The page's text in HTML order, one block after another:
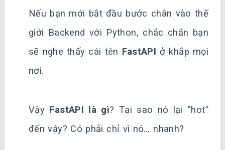
Nếu bạn mới bắt đầu bước chân vào thế
giới Backend với Python, chắc chắn bạn
sẽ nghe thấy cái tên FastAPI ở khắp mọi
nơi.
Vậy FastAPI là gì? Tại sao nó lại “hot”
đến vậy? Có phải chỉ vì nó… nhanh?